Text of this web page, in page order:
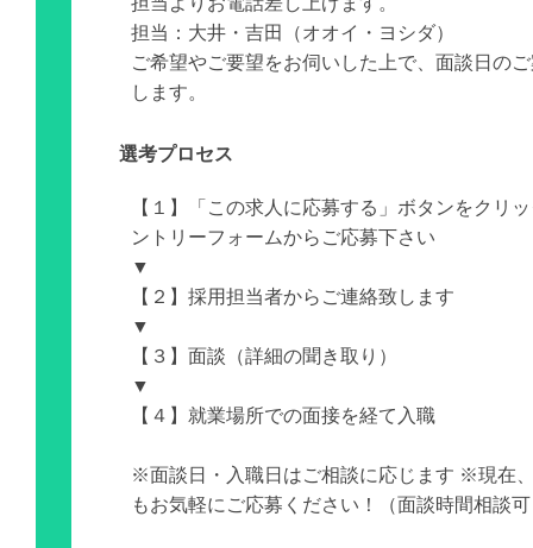
担当：大井・吉田（オオイ・ヨシダ）
ご希望やご要望をお伺いした上で、面談日の
します。
選考プロセス
【１】「この求人に応募する」ボタンをクリ
ントリーフォームからご応募下さい
▼
【２】採用担当者からご連絡致します
▼
【３】面談（詳細の聞き取り）
▼
【４】就業場所での面接を経て入職
※面談日・入職日はご相談に応じます ※現在
もお気軽にご応募ください！（面談時間相談